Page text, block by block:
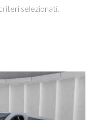
CONDUCENTE
ALTEZZA
selezionati.